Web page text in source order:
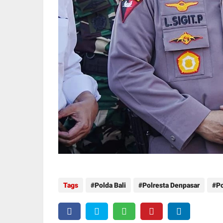
Tags Polda Bali Polresta Denpasar